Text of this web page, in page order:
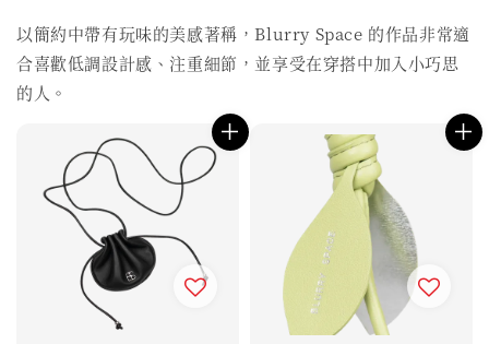
以簡約中帶有玩味的美感著稱，Blurry Space 的作品非常適
合喜歡低調設計感、注重細節，並享受在穿搭中加入小巧思
的人。